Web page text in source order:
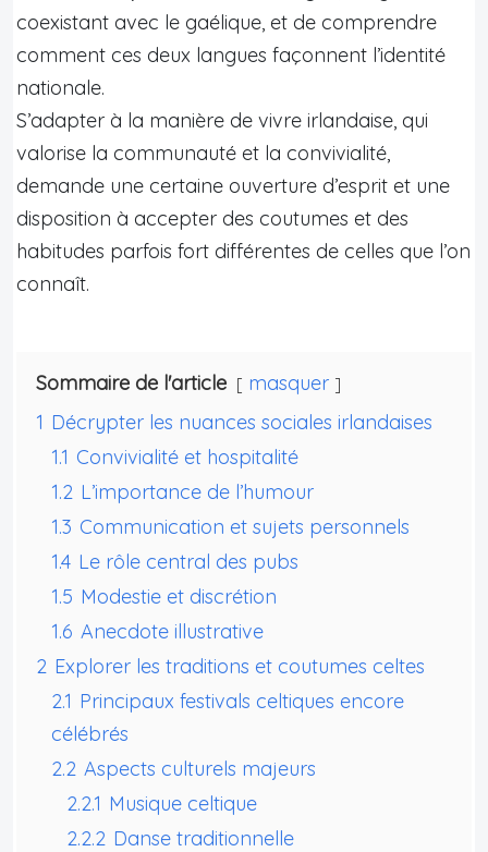
coexistant avec le gaélique, et de comprendre
comment ces deux langues façonnent l’identité
nationale.
S’adapter à la manière de vivre irlandaise, qui
valorise la communauté et la convivialité,
demande une certaine ouverture d’esprit et une
disposition à accepter des coutumes et des
habitudes parfois fort différentes de celles que l’on
connaît.
Sommaire de l'article
masquer
1 Décrypter les nuances sociales irlandaises
1.1 Convivialité et hospitalité
1.2 L’importance de l’humour
1.3 Communication et sujets personnels
1.4 Le rôle central des pubs
1.5 Modestie et discrétion
1.6 Anecdote illustrative
2 Explorer les traditions et coutumes celtes
2.1 Principaux festivals celtiques encore
célébrés
2.2 Aspects culturels majeurs
2.2.1 Musique celtique
2.2.2 Danse traditionnelle